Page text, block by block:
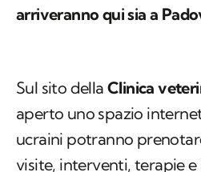
arriveranno qui sia a
Sul sito della Clinica
aperto uno spazio
ucraini potranno
visite, interventi, terapie e